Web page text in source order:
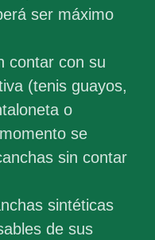
ser máximo
contar con su
(tenis guayos,
o
se
sin contar
sintéticas
de sus